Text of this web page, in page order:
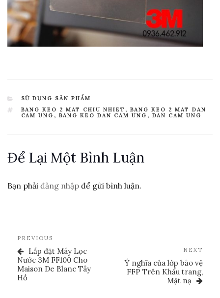
CATEGORIES
SỬ DỤNG SẢN PHẨM
TAGS
BANG KEO 2 MAT CHIU NHIET , BANG KEO 2 MAT DAN
CAM UNG , BANG KEO DAN CAM UNG , DAN CAM UNG
Để Lại Một Bình Luận
Bạn phải đăng nhập để gửi bình luận.
Hướng
Bài
Viết
Previous
Post
PREVIOUS
Lắp đặt Máy Lọc
Nước 3M FF100 Cho
Maison De Blanc Tây
Hồ
NEXT
Ý nghĩa của lớp bảo vệ
FFP Trên Khẩu trang,
Mặt nạ